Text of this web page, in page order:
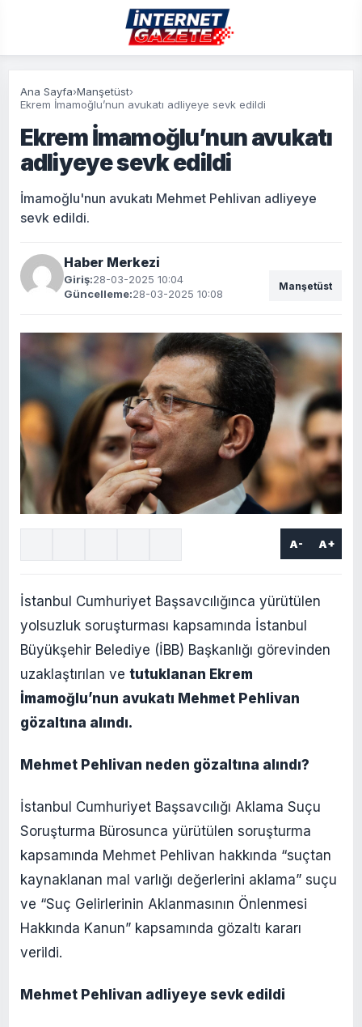
Ana Sayfa›Manşetüst›
Ekrem İmamoğlu’nun avukatı adliyeye sevk edildi
Ekrem İmamoğlu’nun avukatı
adliyeye sevk edildi
İmamoğlu'nun avukatı Mehmet Pehlivan adliyeye
sevk edildi.
Haber Merkezi
Giriş:28-03-2025 10:04
Güncelleme:28-03-2025 10:08
Manşetüst
A- A+
İstanbul Cumhuriyet Başsavcılığınca yürütülen
yolsuzluk soruşturması kapsamında İstanbul
Büyükşehir Belediye (İBB) Başkanlığı görevinden
uzaklaştırılan ve tutuklanan Ekrem
İmamoğlu’nun avukatı Mehmet Pehlivan
gözaltına alındı.
Mehmet Pehlivan neden gözaltına alındı?
İstanbul Cumhuriyet Başsavcılığı Aklama Suçu
Soruşturma Bürosunca yürütülen soruşturma
kapsamında Mehmet Pehlivan hakkında “suçtan
kaynaklanan mal varlığı değerlerini aklama” suçu
ve “Suç Gelirlerinin Aklanmasının Önlenmesi
Hakkında Kanun” kapsamında gözaltı kararı
verildi.
Mehmet Pehlivan adliyeye sevk edildi